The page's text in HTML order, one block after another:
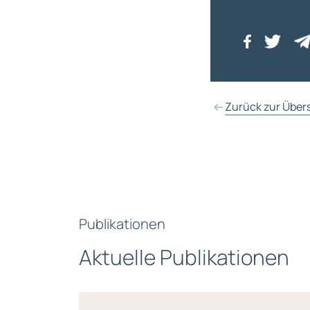
Zurück zur
Publikationen
Aktuelle Publikationen